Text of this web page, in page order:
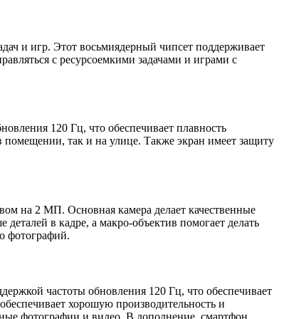
и игр. Этот восьмиядерный чипсет поддерживает
с ресурсоемкими задачами и играми с
120 Гц, что обеспечивает плавность
помещении, так и на улице. Также экран имеет защиту
на 2 МП. Основная камера делает качественные
в кадре, а макро-объектив помогает делать
фотографий.
частоты обновления 120 Гц, что обеспечивает
хорошую производительность и